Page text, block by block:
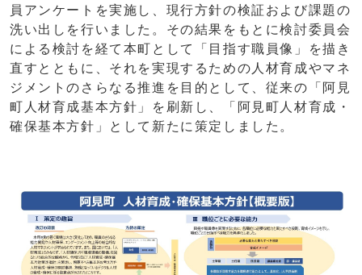
員アンケートを実施し、現行方針の検証および課題の
洗い出しを行いました。その結果をもとに検討委員会
による検討を経て本町として「目指す職員像」を描き
直すとともに、それを実現するための人材育成やマネ
ジメントのさらなる推進を目的として、従来の「阿見
町人材育成基本方針」を刷新し、「阿見町人材育成・
確保基本方針」として新たに策定しました。